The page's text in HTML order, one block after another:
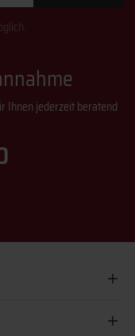
Ihnen jederzeit beratend